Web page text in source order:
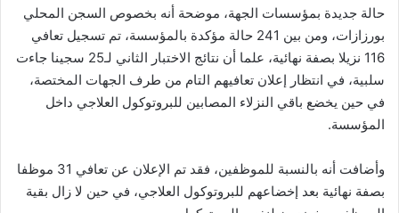
حالة جديدة بمؤسسات الجهة، موضحة أنه بخصوص السجن المحلي
بورزازات، ومن بين 241 حالة مؤكدة بالمؤسسة، تم تسجيل تعافي
116 نزيلا بصفة نهائية، علما أن نتائج الاختبار الثاني لـ25 سجينا جاءت
سلبية، في انتظار إعلان تعافيهم التام من طرف الجهات المختصة،
في حين يخضع باقي النزلاء المصابين للبروتوكول العلاجي داخل
المؤسسة.
وأضافت أنه بالنسبة للموظفين، فقد تم الإعلان عن تعافي 31 موظفا
بصفة نهائية بعد إخضاعهم للبروتوكول العلاجي، في حين لا زال بقية